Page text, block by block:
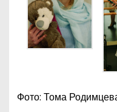
Фото: Тома